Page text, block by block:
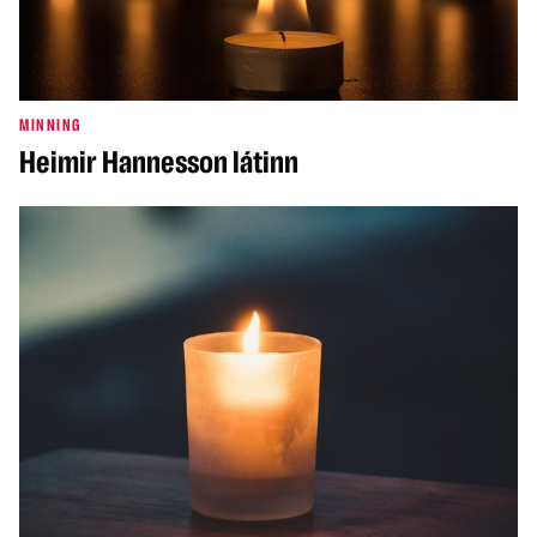
MINNING
Heimir Hannesson látinn